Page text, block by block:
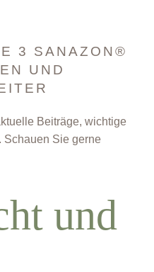
3 SANAZON®
UND
Beiträge, wichtige
Schauen Sie gerne
und